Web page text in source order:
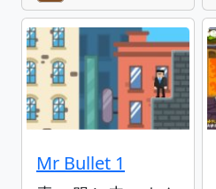
Mr Bullet 1